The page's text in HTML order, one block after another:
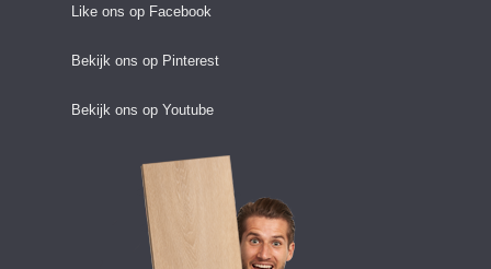
Like ons op Facebook
Bekijk ons op Pinterest
Bekijk ons op Youtube